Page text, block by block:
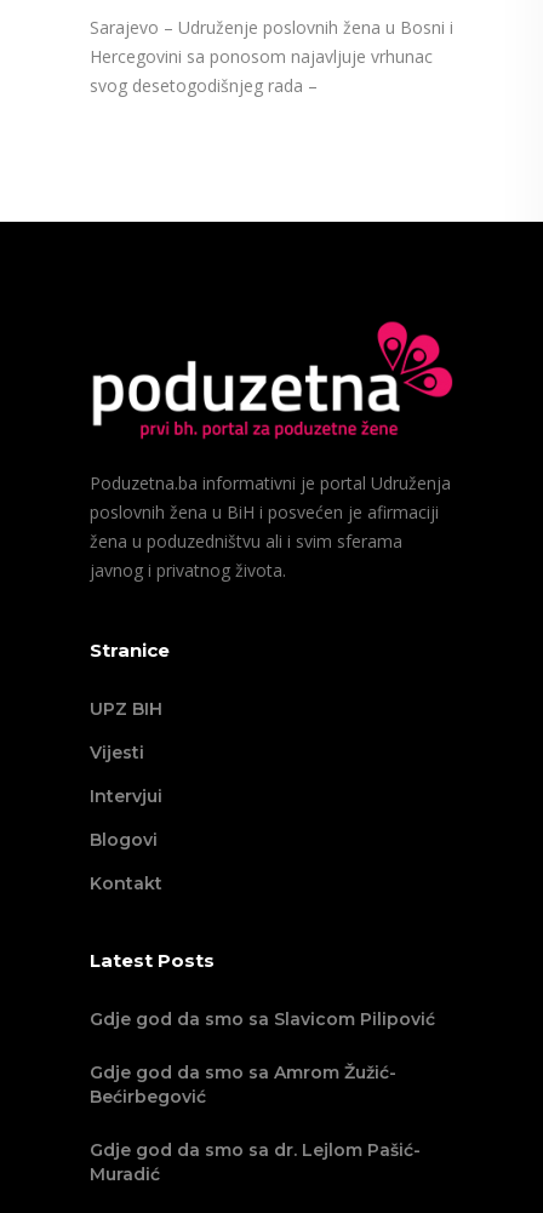
Sarajevo – Udruženje poslovnih žena u Bosni i
Hercegovini sa ponosom najavljuje vrhunac
svog desetogodišnjeg rada –
Poduzetna.ba informativni je portal Udruženja
poslovnih žena u BiH i posvećen je afirmaciji
žena u poduzedništvu ali i svim sferama
javnog i privatnog života.
Stranice
UPZ BIH
Vijesti
Intervjui
Blogovi
Kontakt
Latest Posts
Gdje god da smo sa Slavicom Pilipović
Gdje god da smo sa Amrom Žužić-
Bećirbegović
Gdje god da smo sa dr. Lejlom Pašić-
Muradić